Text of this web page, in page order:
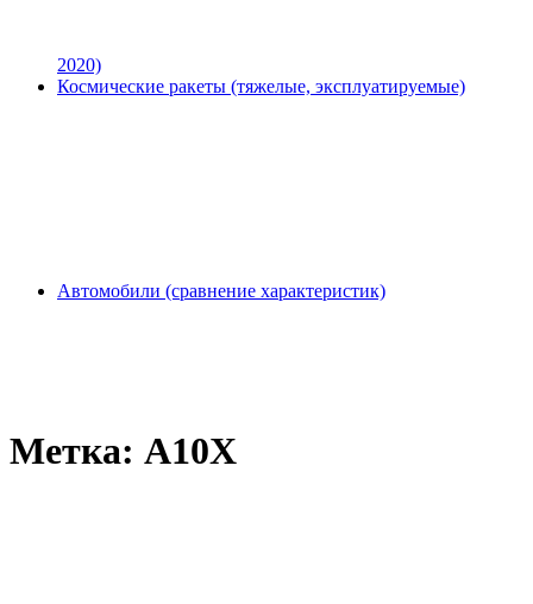
2020)
Космические ракеты (тяжелые, эксплуатируемые)
Автомобили (сравнение характеристик)
Метка: A10X